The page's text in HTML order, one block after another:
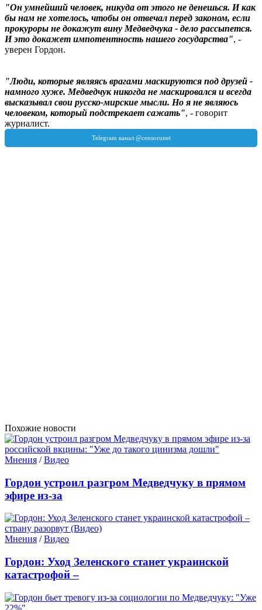
"Он умнейший человек, никуда от этого не денешься. И как
бы нам не хотелось, чтобы он отвечал перед законом, если
прокуроры не докажут вину Медведчука - дело рассыпется.
И это докажет импотентность нашего государства", -
уверен Гордон.
"Люди, которые являясь врагами маскируются под друзей -
намного хуже. Медведчук никогда не маскировался и всегда
высказывал свои русско-мирские мысли. Но я не являюсь
человеком, который подстрекает сажать", - говорит
журналист.
Похожие новости
Мнения /Видео
Гордон устроил разгром Медведчуку в прямом
эфире из-за
Мнения /Видео
Гордон: Уход Зеленского станет украинской
катастрофой –